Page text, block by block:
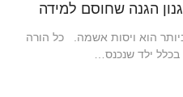
הגנה שחוסם למידה
הוא ויסות אשמה. כל הורה
ילד שנכנס…